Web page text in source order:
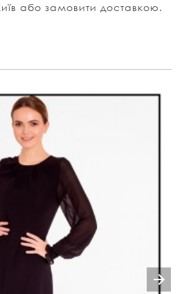
або замовити доставкою.